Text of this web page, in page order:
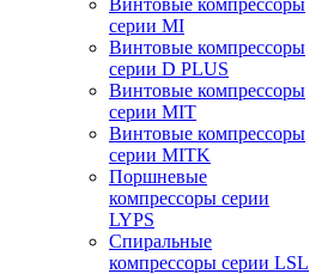
Винтовые компрессоры
серии MI
Винтовые компрессоры
серии D PLUS
Винтовые компрессоры
серии MIT
Винтовые компрессоры
серии MITK
Поршневые
компрессоры серии
LYPS
Спиральные
компрессоры серии LSL